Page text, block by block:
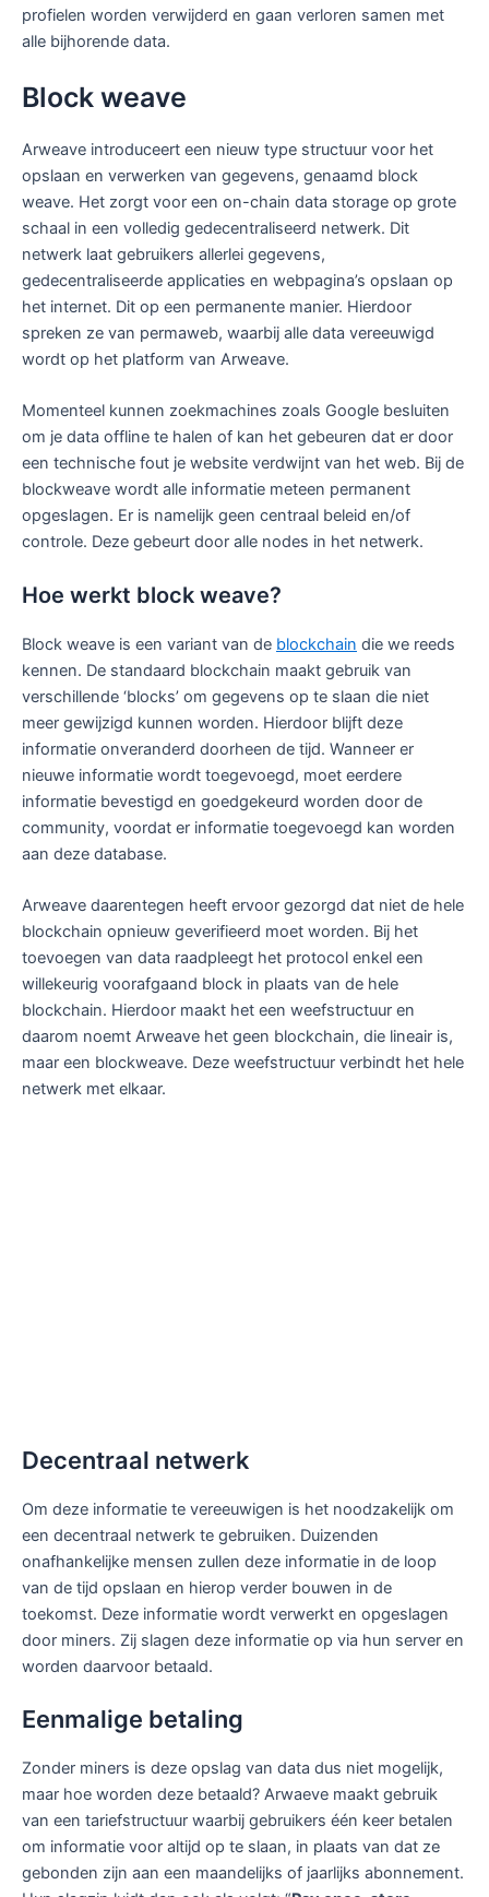
profielen worden verwijderd en gaan verloren samen met
alle bijhorende data.
Block weave
Arweave introduceert een nieuw type structuur voor het
opslaan en verwerken van gegevens, genaamd block
weave. Het zorgt voor een on-chain data storage op grote
schaal in een volledig gedecentraliseerd netwerk. Dit
netwerk laat gebruikers allerlei gegevens,
gedecentraliseerde applicaties en webpagina’s opslaan op
het internet. Dit op een permanente manier. Hierdoor
spreken ze van permaweb, waarbij alle data vereeuwigd
wordt op het platform van Arweave.
Momenteel kunnen zoekmachines zoals Google besluiten
om je data offline te halen of kan het gebeuren dat er door
een technische fout je website verdwijnt van het web. Bij de
blockweave wordt alle informatie meteen permanent
opgeslagen. Er is namelijk geen centraal beleid en/of
controle. Deze gebeurt door alle nodes in het netwerk.
Hoe werkt block weave?
Block weave is een variant van de blockchain die we reeds
kennen. De standaard blockchain maakt gebruik van
verschillende ‘blocks’ om gegevens op te slaan die niet
meer gewijzigd kunnen worden. Hierdoor blijft deze
informatie onveranderd doorheen de tijd. Wanneer er
nieuwe informatie wordt toegevoegd, moet eerdere
informatie bevestigd en goedgekeurd worden door de
community, voordat er informatie toegevoegd kan worden
aan deze database.
Arweave daarentegen heeft ervoor gezorgd dat niet de hele
blockchain opnieuw geverifieerd moet worden. Bij het
toevoegen van data raadpleegt het protocol enkel een
willekeurig voorafgaand block in plaats van de hele
blockchain. Hierdoor maakt het een weefstructuur en
daarom noemt Arweave het geen blockchain, die lineair is,
maar een blockweave. Deze weefstructuur verbindt het hele
netwerk met elkaar.
Decentraal netwerk
Om deze informatie te vereeuwigen is het noodzakelijk om
een decentraal netwerk te gebruiken. Duizenden
onafhankelijke mensen zullen deze informatie in de loop
van de tijd opslaan en hierop verder bouwen in de
toekomst. Deze informatie wordt verwerkt en opgeslagen
door miners. Zij slagen deze informatie op via hun server en
worden daarvoor betaald.
Eenmalige betaling
Zonder miners is deze opslag van data dus niet mogelijk,
maar hoe worden deze betaald? Arwaeve maakt gebruik
van een tariefstructuur waarbij gebruikers één keer betalen
om informatie voor altijd op te slaan, in plaats van dat ze
gebonden zijn aan een maandelijks of jaarlijks abonnement.